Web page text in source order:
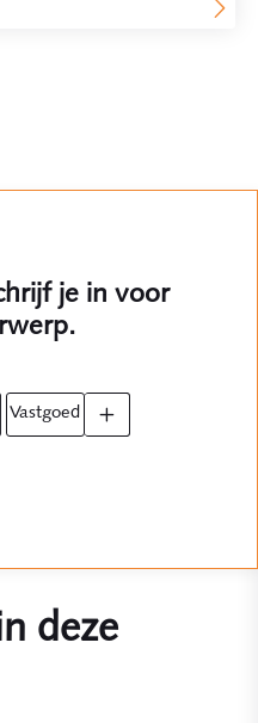
je in voor
vastgoed
deze